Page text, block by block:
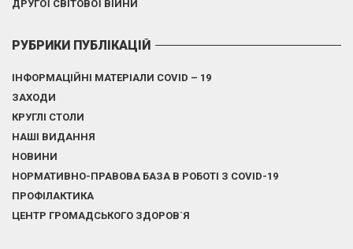
ДРУГОЇ СВІТОВОЇ ВІЙНИ
РУБРИКИ ПУБЛІКАЦІЙ
ІНФОРМАЦІЙНІ МАТЕРІАЛИ COVID – 19
ЗАХОДИ
КРУГЛІ СТОЛИ
НАШІ ВИДАННЯ
НОВИНИ
НОРМАТИВНО-ПРАВОВА БАЗА В РОБОТІ З COVID-19
ПРОФІЛАКТИКА
ЦЕНТР ГРОМАДСЬКОГО ЗДОРОВ`Я